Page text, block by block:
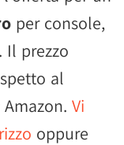
per console,
Il prezzo
al
Vi
oppure